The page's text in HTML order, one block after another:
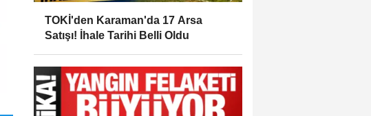
TOKİ'den Karaman'da 17 Arsa
Satışı! İhale Tarihi Belli Oldu